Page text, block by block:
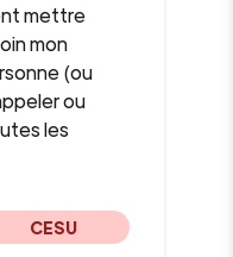
mettre
mon
(ou
ou
les
CESU